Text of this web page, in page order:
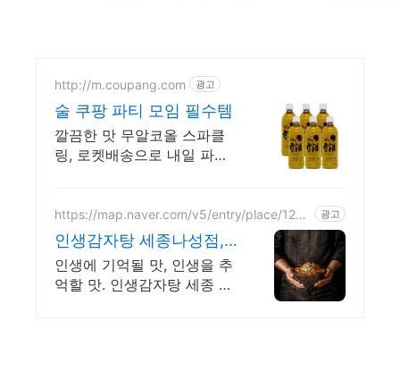
http://m.coupang.com 광고
술 쿠팡 파티 모임 필수템
깔끔한 맛 무알코올 스파클
링, 로켓배송으로 내일 파티
회원 무료배송.
https://map.naver.com/v5/entry/place/1261
광고
인생감자탕 세종나성점,
한솔
인생에 기억될 맛, 인생을 추
억할 맛. 인생감자탕 세종 나